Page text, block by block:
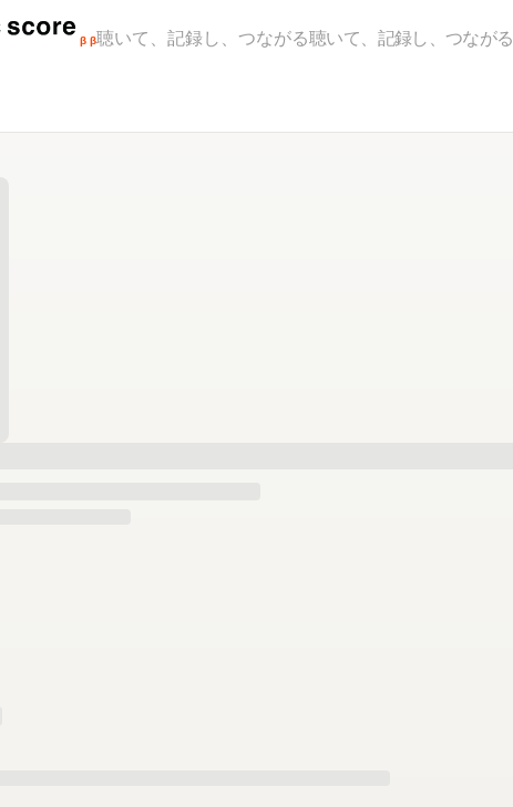
β β聴いて、記録し、つながる聴いて、記録し、つながる